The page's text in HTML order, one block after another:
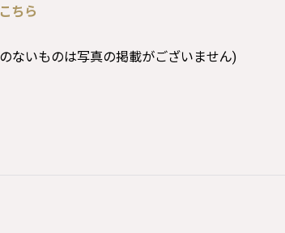
ちら
ないものは写真の掲載がございません)